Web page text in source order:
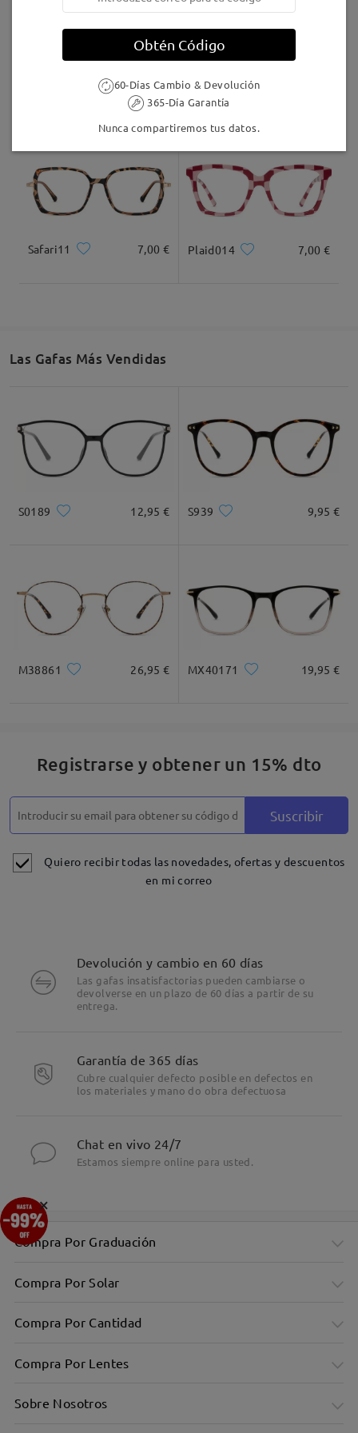
24,95 € F907
Safari11 7,00 € Plaid014 7,00 €
Las Gafas Más Vendidas
S0189 12,95 € S939 9,95 €
M38861 26,95 € MX40171 19,95 €
Registrarse y obtener un 15% dto
Suscribir
Quiero recibir todas las novedades, ofertas y descuentos
en mi correo
Devolución y cambio en 60 días
Las gafas insatisfactorias pueden cambiarse o
devolverse en un plazo de 60 días a partir de su
entrega.
Garantía de 365 días
Cubre cualquier defecto posible en defectos en
los materiales y mano do obra defectuosa
Chat en vivo 24/7
Estamos siempre online para usted.
Compra Por Graduación
Compra Por Solar
Compra Por Cantidad
Compra Por Lentes
Sobre Nosotros
×
Obtén Código
60-Días Cambio & Devolución
365-Día Garantía
Nunca compartiremos tus datos.